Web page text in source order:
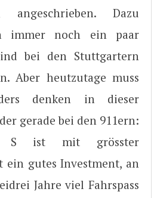
angeschrieben. Dazu
immer noch ein paar
bei den Stuttgartern
Aber heutzutage muss
denken in dieser
gerade bei den 911ern:
S ist mit grösster
ein gutes Investment, an
Jahre viel Fahrspass